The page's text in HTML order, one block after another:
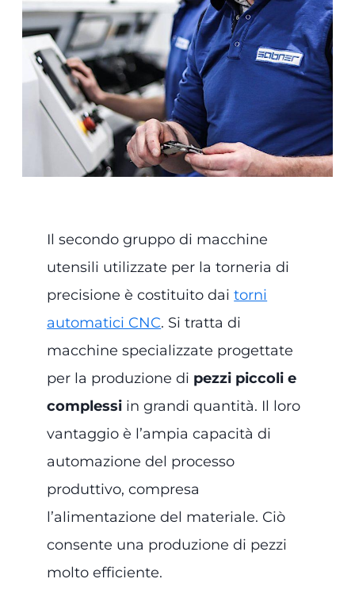
Il secondo gruppo di macchine
utensili utilizzate per la torneria di
precisione è costituito daitorni
automatici CNC. Si tratta di
macchine specializzate progettate
per la produzione di pezzi piccoli e
complessi in grandi quantità. Il loro
vantaggio è l’ampia capacità di
automazione del processo
produttivo, compresa
l’alimentazione del materiale. Ciò
consente una produzione di pezzi
molto efficiente.